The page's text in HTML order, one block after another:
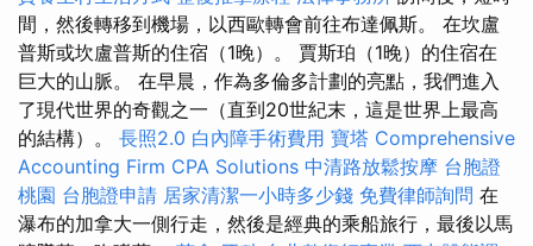
間，然後轉移到機場，以西歐轉會前往布達佩斯。 在坎盧
普斯或坎盧普斯的住宿（1晚）。 賈斯珀（1晚）的住宿在
巨大的山脈。 在早晨，作為多倫多計劃的亮點，我們進入
了現代世界的奇觀之一（直到20世紀末，這是世界上最高
的結構）。 長照2.0 白內障手術費用 寶塔 Comprehensive
Accounting Firm CPA Solutions 中清路放鬆按摩 台胞證
桃園 台胞證申請 居家清潔一小時多少錢 免費律師詢問 在
瀑布的加拿大一側行走，然後是經典的乘船旅行，最後以馬